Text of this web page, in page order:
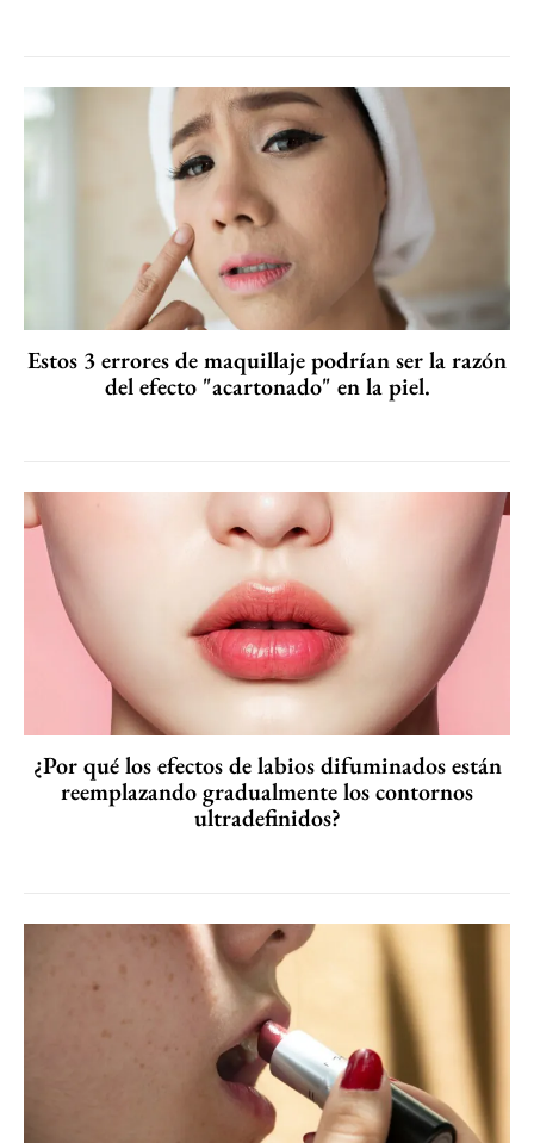
Estos 3 errores de maquillaje podrían ser la razón
del efecto "acartonado" en la piel.
¿Por qué los efectos de labios difuminados están
reemplazando gradualmente los contornos
ultradefinidos?